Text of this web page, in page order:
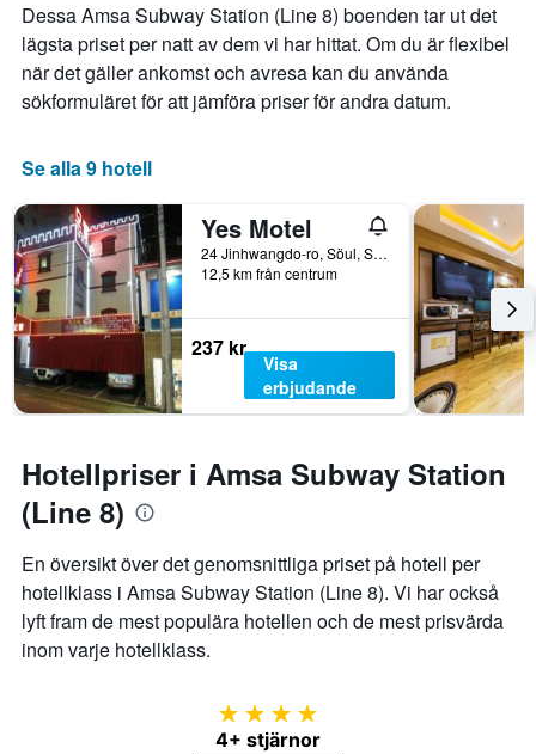
Dessa Amsa Subway Station (Line 8) boenden tar ut det
lägsta priset per natt av dem vi har hittat. Om du är flexibel
när det gäller ankomst och avresa kan du använda
sökformuläret för att jämföra priser för andra datum.
Se alla 9 hotell
Yes Motel
24 Jinhwangdo-ro, Söul, Sydkorea
12,5 km från centrum
237 kr
Visa
erbjudande
Hotellpriser i Amsa Subway Station
(Line 8)
En översikt över det genomsnittliga priset på hotell per
hotellklass i Amsa Subway Station (Line 8). Vi har också
lyft fram de mest populära hotellen och de mest prisvärda
inom varje hotellklass.
4 stjärnor
4+ stjärnor